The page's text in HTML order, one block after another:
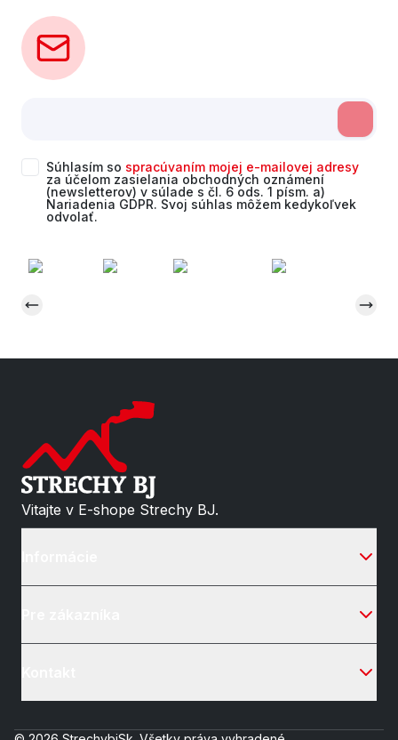
tepelnej vodivosti: 0,039 tepelná vodivosť
(λ) Prednosti výrobku: Nízka hmotnosť,
Jednoduchá manipulácia, Ľahké rezanie,
Ľahké zabudovanie, Flexibilita výrobku
Súhlasím so spracúvaním mojej e-mailovej adresy
za účelom zasielania obchodných oznámení
(newsletterov) v súlade s čl. 6 ods. 1 písm. a)
Nariadenia GDPR. Svoj súhlas môžem kedykoľvek
odvolať.
Vitajte v E-shope Strechy BJ.